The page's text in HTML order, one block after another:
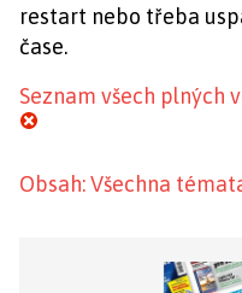
restart nebo třeba
čase.
Seznam všech plných
Obsah: Všechna